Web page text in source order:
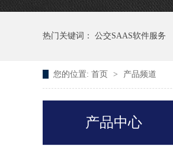
热门关键词： 公交SAAS软件服务
您的位置: 首页 > 产品频道
产品中心